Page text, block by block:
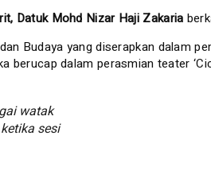
Datuk Mohd Nizar Haji Zakaria
Budaya yang diserapkan dalam
berucap dalam perasmian teater
watak
sesi